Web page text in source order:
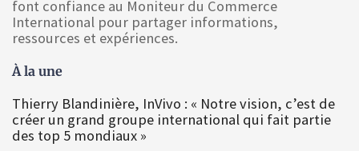
font confiance au Moniteur du Commerce
International pour partager informations,
ressources et expériences.
À la une
Thierry Blandinière, InVivo : « Notre vision, c’est de
créer un grand groupe international qui fait partie
des top 5 mondiaux »